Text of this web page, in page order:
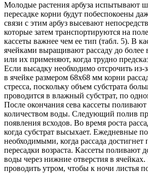
Молодые растения арбуза испытывают
пересадке корни будут побеспокоены
связи с этим арбуз высевают
которые затем транспортируются на
кассеты важнее чем ее тип (табл. 5). В
ячейками выращивают рассаду до более
или их применяют, когда трудно
Если высадку необходимо отсрочить из-
в ячейке размером 68х68 мм корни
стресса, поскольку объем субстрата
проводится в влажный субстрат, по
После окончания сева кассеты
количеством воды. Следующий полив
появления всходов. Во время роста
когда субстрат высыхает. Ежедневные
необходимыми, когда рассада достигнет
пересадки возраста. Кассеты поливают
воды через нижние отверстия в
проводить утром, чтобы к ночи листья